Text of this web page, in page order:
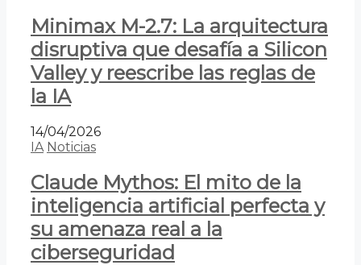
Minimax M-2.7: La arquitectura
disruptiva que desafía a Silicon
Valley y reescribe las reglas de
la IA
14/04/2026
IA Noticias
Claude Mythos: El mito de la
inteligencia artificial perfecta y
su amenaza real a la
ciberseguridad